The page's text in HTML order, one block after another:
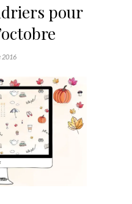
pour
2016